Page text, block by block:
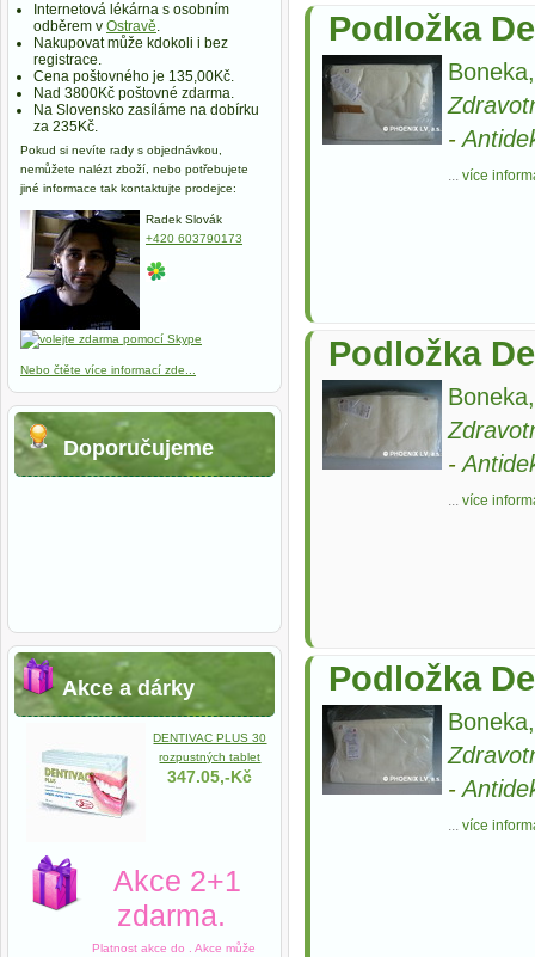
Podložka
-
... více
Podložka
-
... více
Podložka
-
... více
Internetová lékárna s osobním
odběrem v Ostravě.
Nakupovat může kdokoli i bez
registrace.
Cena poštovného je 135,00Kč.
Nad 3800Kč poštovné zdarma.
Na Slovensko zasíláme na dobírku
za 235Kč.
Pokud si nevíte rady s objednávkou,
nemůžete nalézt zboží, nebo potřebujete
jiné informace tak kontaktujte prodejce:
Radek Slovák
+420 603790173
Nebo čtěte více informací zde...
Doporučujeme
Akce a dárky
DENTIVAC PLUS 30
rozpustných tablet
347.05,-Kč
Akce 2+1
zdarma.
Platnost akce do . Akce může